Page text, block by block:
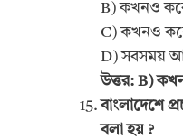
B) কখনও
C) কখনও
D) সবসময়
উত্তর: B)
বাংলাদেশে
বলা হয় ?